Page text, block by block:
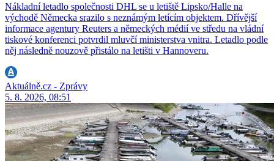
Nákladní letadlo společnosti DHL se u letiště Lipsko/Halle na
východě Německa srazilo s neznámým letícím objektem. Dřívější
informace agentury Reuters a německých médií ve středu na vládní
tiskové konferenci potvrdil mluvčí ministerstva vnitra. Letadlo podle
něj následně nouzově přistálo na letišti v Hannoveru.
Aktuálně.cz - Zprávy
5. 8. 2026, 08:51